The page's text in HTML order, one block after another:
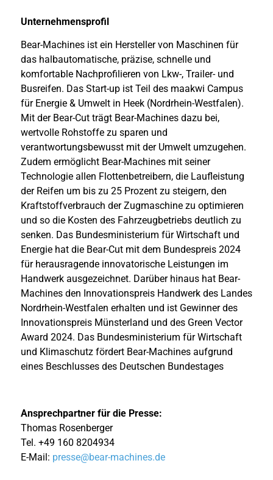
Unternehmensprofil
Bear-Machines ist ein Hersteller von Maschinen für
das halbautomatische, präzise, schnelle und
komfortable Nachprofilieren von Lkw-, Trailer- und
Busreifen. Das Start-up ist Teil des maakwi Campus
für Energie & Umwelt in Heek (Nordrhein-Westfalen).
Mit der Bear-Cut trägt Bear-Machines dazu bei,
wertvolle Rohstoffe zu sparen und
verantwortungsbewusst mit der Umwelt umzugehen.
Zudem ermöglicht Bear-Machines mit seiner
Technologie allen Flottenbetreibern, die Laufleistung
der Reifen um bis zu 25 Prozent zu steigern, den
Kraftstoffverbrauch der Zugmaschine zu optimieren
und so die Kosten des Fahrzeugbetriebs deutlich zu
senken. Das Bundesministerium für Wirtschaft und
Energie hat die Bear-Cut mit dem Bundespreis 2024
für herausragende innovatorische Leistungen im
Handwerk ausgezeichnet. Darüber hinaus hat Bear-
Machines den Innovationspreis Handwerk des Landes
Nordrhein-Westfalen erhalten und ist Gewinner des
Innovationspreis Münsterland und des Green Vector
Award 2024. Das Bundesministerium für Wirtschaft
und Klimaschutz fördert Bear-Machines aufgrund
eines Beschlusses des Deutschen Bundestages
Ansprechpartner für die Presse:
Thomas Rosenberger
Tel. +49 160 8204934
E-Mail: presse@bear-machines.de